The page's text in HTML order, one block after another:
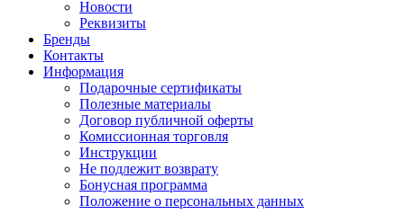
Новости
Реквизиты
Бренды
Контакты
Информация
Подарочные сертификаты
Полезные материалы
Договор публичной оферты
Комиссионная торговля
Инструкции
Не подлежит возврату
Бонусная программа
Положение о персональных данных